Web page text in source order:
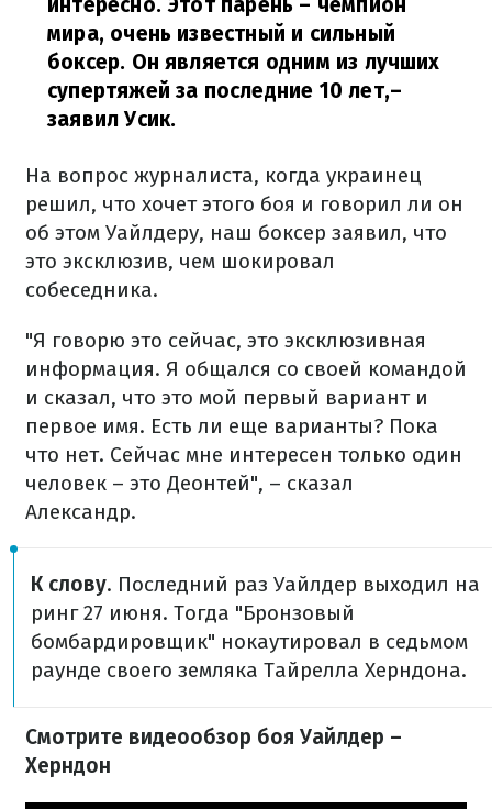
мира, очень известный и сильный
боксер. Он является одним из лучших
супертяжей за последние 10 лет,–
заявил Усик.
На вопрос журналиста, когда украинец
решил, что хочет этого боя и говорил ли он
об этом Уайлдеру, наш боксер заявил, что
это эксклюзив, чем шокировал
собеседника.
"Я говорю это сейчас, это эксклюзивная
информация. Я общался со своей командой
и сказал, что это мой первый вариант и
первое имя. Есть ли еще варианты? Пока
что нет. Сейчас мне интересен только один
человек – это Деонтей", – сказал
Александр.
К слову. Последний раз Уайлдер выходил на
ринг 27 июня. Тогда "Бронзовый
бомбардировщик" нокаутировал в седьмом
раунде своего земляка Тайрелла Херндона.
Смотрите видеообзор боя Уайлдер –
Херндон